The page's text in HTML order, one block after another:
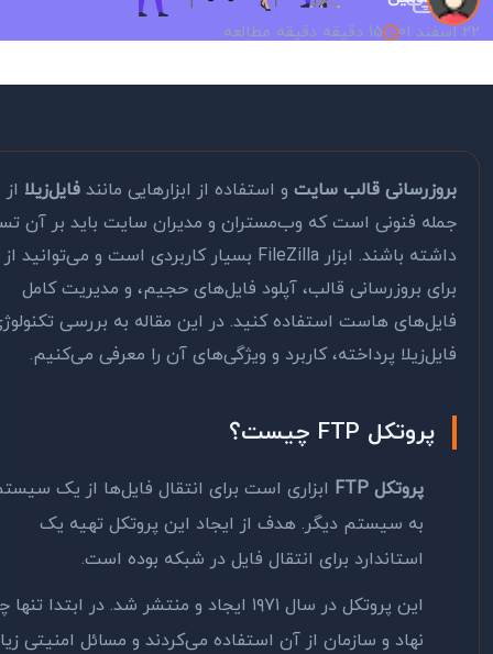
15 دقیقه دقیقه مطالعه
قالب سایت و استفاده از ابزارهایی مانندفایل‌زیلااز
فنونی است که وب‌مستران و مدیران سایت باید بر آن تسلط
داشته باشند. ابزار FileZilla بسیار کاربردی است و می‌توانید از آن
بروزرسانی قالب، آپلود فایل‌های حجیم، و مدیریت کامل
هاست استفاده کنید. در این مقاله به بررسی تکنولوژی
پرداخته، کاربرد و ویژگی‌های آن را معرفی می‌کنیم.
پروتکل FTP چیست؟
پروتکل FTP
ابزاری است برای انتقال فایل‌ها از یک سیستم
به سیستم دیگر. هدف از ایجاد این پروتکل تهیه یک
استاندارد برای انتقال فایل در شبکه بوده است.
این پروتکل در سال ۱۹۷۱ ایجاد و منتشر شد. در ابتدا تنها چند
نهاد و سازمان از آن استفاده می‌کردند و مسائل امنیتی زیاد